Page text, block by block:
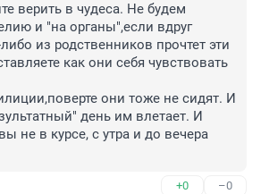
верить в чудеса. Не будем
и "на органы",если вдруг
из родственников прочтет эти
как они себя чувствовать
они тоже не сидят. И
день им влетает. И
не в курсе, с утра и до вечера
+0 –0